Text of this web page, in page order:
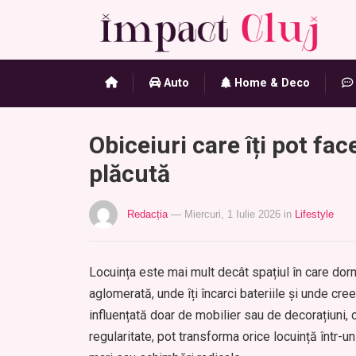
Auto Home & Deco
Obiceiuri care îți pot
plăcută
Redacția — Miercuri, 1 Iulie 2026 in Lifestyle
Locuința este mai mult decât spațiul în care
aglomerată, unde îți încarci bateriile și unde
influențată doar de mobilier sau de
regularitate, pot transforma orice locuință într-